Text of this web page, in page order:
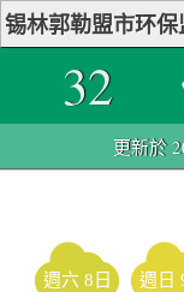
锡林郭勒盟市环
32
更新於
週六 8日 週日